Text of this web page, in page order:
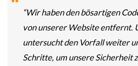
“Wir haben den bösartigen
von unserer Website entfernt.
untersucht den Vorfall weiter
Schritte, um unsere Sicherheit